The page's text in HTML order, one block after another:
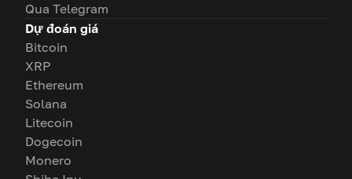
Qua Telegram
Dự đoán giá
Bitcoin
XRP
Ethereum
Solana
Litecoin
Dogecoin
Monero